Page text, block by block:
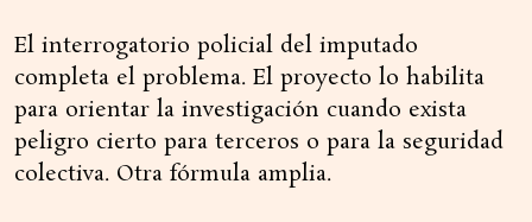
El interrogatorio policial del imputado
completa el problema. El proyecto lo habilita
para orientar la investigación cuando exista
peligro cierto para terceros o para la seguridad
colectiva. Otra fórmula amplia.